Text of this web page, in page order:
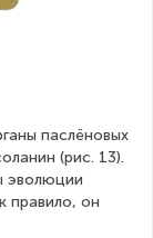
паслёновых
(рис. 13).
эволюции
правило, он